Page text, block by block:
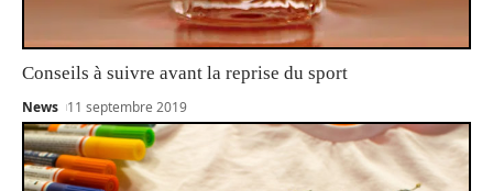
Conseils à suivre avant la reprise du sport
News 11 septembre 2019